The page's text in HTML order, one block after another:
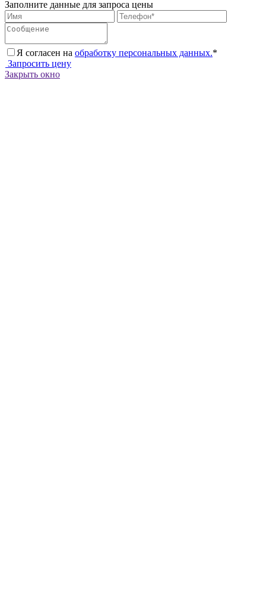
Заполните данные для запроса цены
Я согласен на обработку персональных данных.*
Запросить цену
Закрыть окно